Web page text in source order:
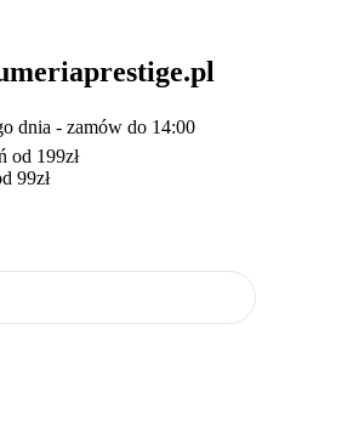
dnia - zamów do 14:00
od 199zł
99zł